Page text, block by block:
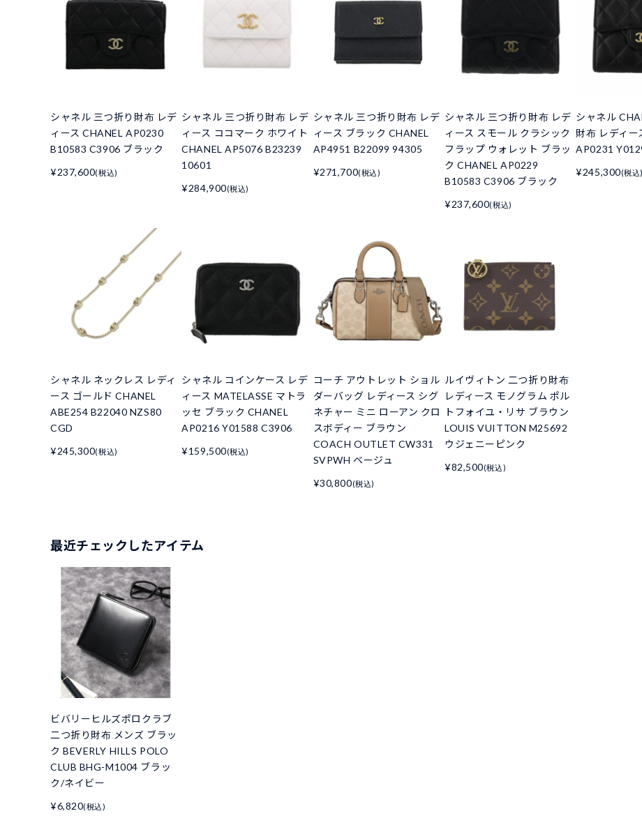
シャネル 三つ折り財布 レデ
ィース CHANEL AP0230
B10583 C3906 ブラック
¥237,600(税込)
シャネル 三つ折り財布 レデ
ィース ココマーク ホワイト
CHANEL AP5076 B23239
10601
¥284,900(税込)
シャネル 三つ折り財布 レデ
ィース ブラック CHANEL
AP4951 B22099 94305
¥271,700(税込)
シャネル 三つ折り財布 レデ
ィース スモール クラシック
フラップ ウォレット ブラッ
ク CHANEL AP0229
B10583 C3906 ブラック
¥237,600(税込)
シャネル
財布 レディー
AP0231
¥245,300(税込)
シャネル ネックレス レディ
ース ゴールド CHANEL
ABE254 B22040 NZS80
CGD
¥245,300(税込)
シャネル コインケース レデ
ィース MATELASSE マトラ
ッセ ブラック CHANEL
AP0216 Y01588 C3906
¥159,500(税込)
コーチ アウトレット ショル
ダーバッグ レディース シグ
ネチャー ミニ ローアン クロ
スボディー ブラウン
COACH OUTLET CW331
SVPWH ベージュ
¥30,800(税込)
ルイヴィトン 二つ折り財布
レディース モノグラム ポル
トフォイユ・リサ ブラウン
LOUIS VUITTON M25692
ウジェニーピンク
¥82,500(税込)
最近チェックしたアイテム
ビバリーヒルズポロクラブ
二つ折り財布 メンズ ブラッ
ク BEVERLY HILLS POLO
CLUB BHG-M1004 ブラッ
ク/ネイビー
¥6,820(税込)